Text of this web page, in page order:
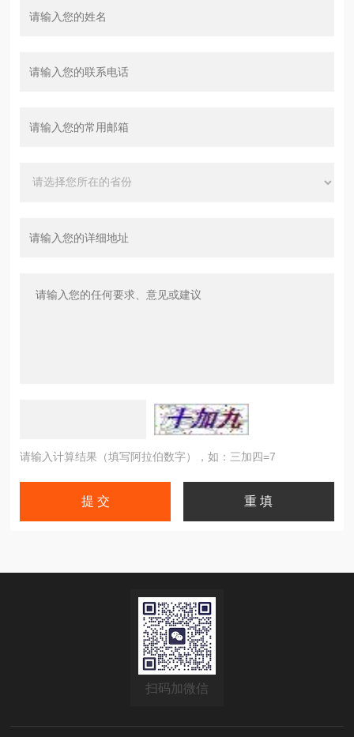
请输入计算结果（填写阿拉伯数字），如：三加四=7
扫码加微信